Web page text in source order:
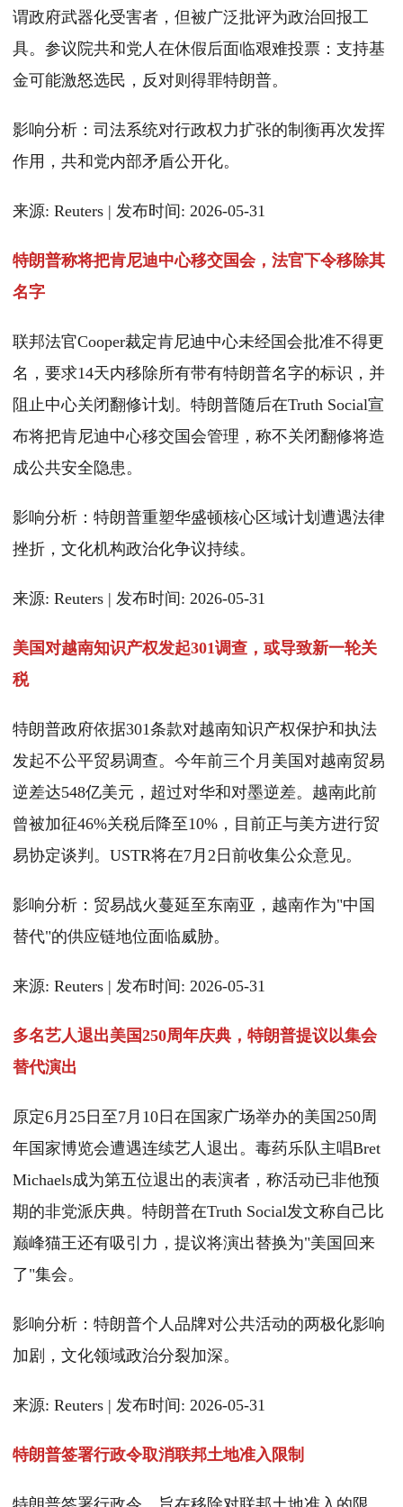
谓政府武器化受害者，但被广泛批评为政治回报工
具。参议院共和党人在休假后面临艰难投票：支持基
金可能激怒选民，反对则得罪特朗普。
影响分析：司法系统对行政权力扩张的制衡再次发挥
作用，共和党内部矛盾公开化。
来源: Reuters | 发布时间: 2026-05-31
特朗普称将把肯尼迪中心移交国会，法官下令移除其
名字
联邦法官Cooper裁定肯尼迪中心未经国会批准不得更
名，要求14天内移除所有带有特朗普名字的标识，并
阻止中心关闭翻修计划。特朗普随后在Truth Social宣
布将把肯尼迪中心移交国会管理，称不关闭翻修将造
成公共安全隐患。
影响分析：特朗普重塑华盛顿核心区域计划遭遇法律
挫折，文化机构政治化争议持续。
来源: Reuters | 发布时间: 2026-05-31
美国对越南知识产权发起301调查，或导致新一轮关
税
特朗普政府依据301条款对越南知识产权保护和执法
发起不公平贸易调查。今年前三个月美国对越南贸易
逆差达548亿美元，超过对华和对墨逆差。越南此前
曾被加征46%关税后降至10%，目前正与美方进行贸
易协定谈判。USTR将在7月2日前收集公众意见。
影响分析：贸易战火蔓延至东南亚，越南作为"中国
替代"的供应链地位面临威胁。
来源: Reuters | 发布时间: 2026-05-31
多名艺人退出美国250周年庆典，特朗普提议以集会
替代演出
原定6月25日至7月10日在国家广场举办的美国250周
年国家博览会遭遇连续艺人退出。毒药乐队主唱Bret
Michaels成为第五位退出的表演者，称活动已非他预
期的非党派庆典。特朗普在Truth Social发文称自己比
巅峰猫王还有吸引力，提议将演出替换为"美国回来
了"集会。
影响分析：特朗普个人品牌对公共活动的两极化影响
加剧，文化领域政治分裂加深。
来源: Reuters | 发布时间: 2026-05-31
特朗普签署行政令取消联邦土地准入限制